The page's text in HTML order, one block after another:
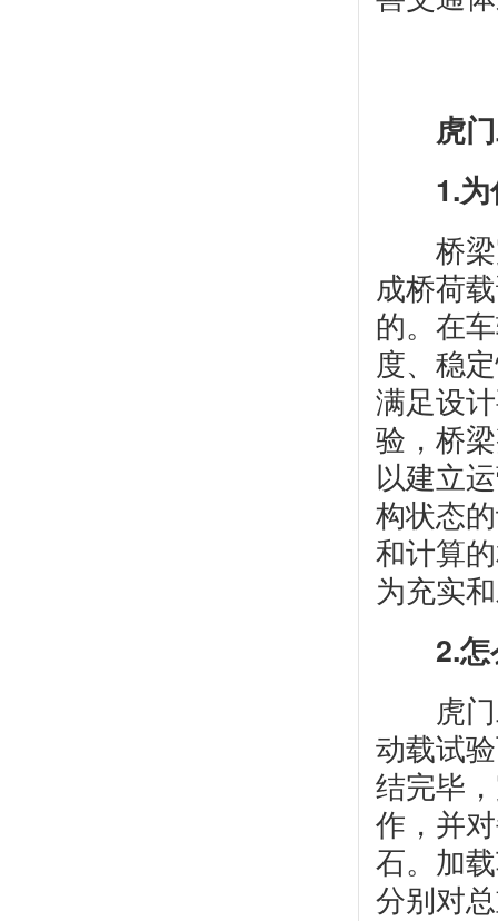
虎
1.
桥梁
成桥荷
的。在
度、稳
满足设
验，桥
以建立
构状态
和计算
为充实
2.
虎门
动载试
结完毕
作，并
石。加
分别对